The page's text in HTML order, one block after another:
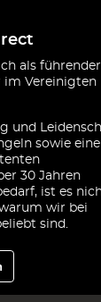
als führender
im Vereinigten
und
sowie
30 Jahren
ist es
wir bei
sind.